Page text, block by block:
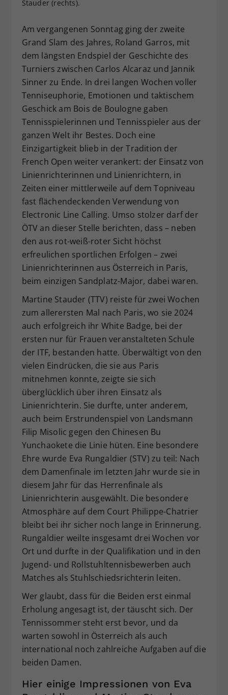
Stauder (rechts).
Am vergangenen Sonntag ging der zweite
Grand Slam des Jahres, Roland Garros, mit
dem längsten Endspiel der Geschichte des
Turniers zwischen Carlos Alcaraz und Jannik
Sinner zu Ende. In drei langen Wochen voller
Tenniseuphorie, Emotionen und taktischem
Geschick am Bois de Boulogne gaben
Tennisspielerinnen und Tennisspieler aus der
ganzen Welt ihr Bestes. Doch eine
Einzigartigkeit blieb in der Tradition der
French Open weiter verankert: der Einsatz von
Linienrichterinnen und Linienrichtern, in
Zeiten einer mittlerweile auf dem Topniveau
fast flächendeckenden Verwendung von
Electronic Line Calling. Umso stolzer darf der
ÖTV an dieser Stelle berichten, dass – neben
den aus rot-weiß-roter Sicht höchst
erfreulichen sportlichen Erfolgen – zwei
Linienrichterinnen aus Österreich in Paris,
beim einzigen Sandplatz-Major, dabei waren.
Martine Stauder (TTV) reiste für zwei Wochen
zum allerersten Mal nach Paris, wo sie 2024
auch erfolgreich ihr White Badge, bei der
ersten nur für Frauen veranstalteten Schule
der ITF, bestanden hatte. Überwältigt von den
vielen Eindrücken, die sie aus Paris
mitnehmen konnte, zeigte sie sich
überglücklich über ihren Einsatz als
Linienrichterin. Sie durfte, unter anderem,
auch beim Erstrundenspiel von Landsmann
Filip Misolic gegen den Chinesen Bu
Yunchaokete die Linie hüten. Eine besondere
Ehre wurde Eva Rungaldier (STV) zu teil: Nach
dem Damenfinale im letzten Jahr wurde sie in
diesem Jahr für das Herrenfinale als
Linienrichterin ausgewählt. Die besondere
Atmosphäre auf dem Court Philippe-Chatrier
bleibt bei ihr sicher noch lange in Erinnerung.
Rungaldier weilte insgesamt drei Wochen vor
Ort und durfte in der Qualifikation und in den
Jugend- und Rollstuhltennisbewerben auch
Matches als Stuhlschiedsrichterin leiten.
Wer glaubt, dass für die Beiden erst einmal
Erholung angesagt ist, der täuscht sich. Der
Tennissommer steht erst bevor, und da
warten sowohl in Österreich als auch
international noch zahlreiche Aufgaben auf die
beiden Damen.
Hier einige Impressionen von Eva
Zweck
Einstellungen. Unter anderem eine
zufällig generierte ID, für die
historische Speicherung Ihrer
vorgenommen Einstellungen, falls der
Webseiten-Betreiber dies eingestellt
hat.